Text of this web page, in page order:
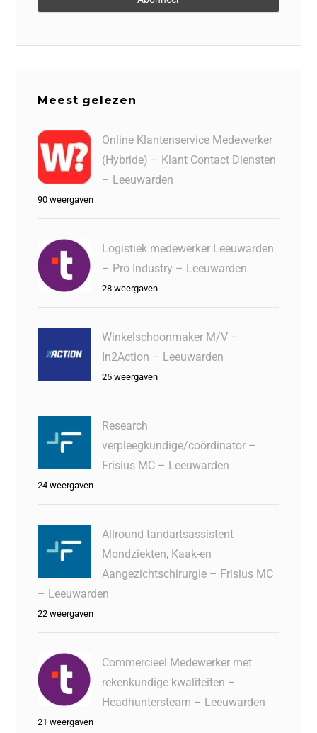
Meest gelezen
Online Klantenservice Medewerker
(Hybride) – Klant Contact Diensten
– Leeuwarden
90 weergaven
Logistiek medewerker Leeuwarden
– Pro Industry – Leeuwarden
28 weergaven
Winkelschoonmaker M/V –
In2Action – Leeuwarden
25 weergaven
Research
verpleegkundige/coördinator –
Frisius MC – Leeuwarden
24 weergaven
Allround tandartsassistent
Mondziekten, Kaak-en
Aangezichtschirurgie – Frisius MC
– Leeuwarden
22 weergaven
Commercieel Medewerker met
rekenkundige kwaliteiten –
Headhuntersteam – Leeuwarden
21 weergaven